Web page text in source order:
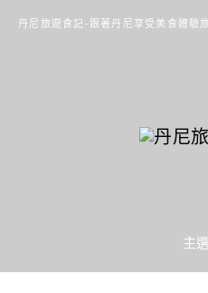
丹尼旅遊食記-跟著丹尼享受美食體驗
主